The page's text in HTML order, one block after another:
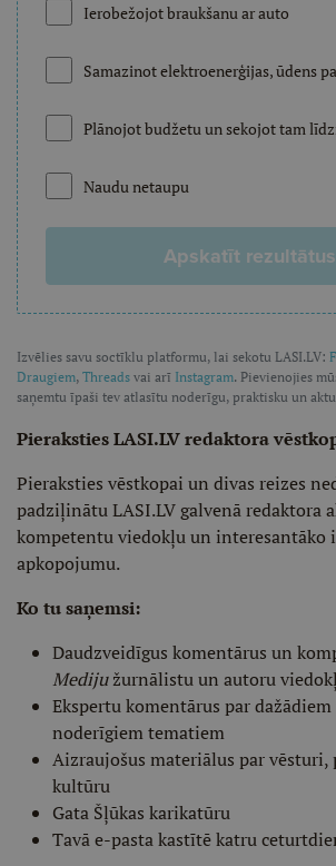
Ierobežojot braukšanu ar auto
Samazinot elektroenerģijas, ūdens
Plānojot budžetu un sekojot tam
Naudu netaupu
Apskatīt rezultātus
Izvēlies savu soctīklu platformu, lai sekotu LASI.LV:
Draugiem, Threads vai arī Instagram. Pievienojies
saņemtu īpaši tev atlasītu noderīgu, praktisku un
Pieraksties LASI.LV redaktora
Pieraksties vēstkopai un divas reizes
padziļinātu LASI.LV galvenā redaktora
kompetentu viedokļu un interesantāko
apkopojumu.
Ko tu saņemsi:
Daudzveidīgus komentārus un
Medijužurnālistu un autoru
Ekspertu komentārus par
noderīgiem tematiem
Aizraujošus materiālus par
kultūru
Gata Šļūkas karikatūru
Tavā e-pasta kastītē katru